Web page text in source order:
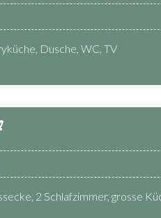
Dusche, WC, TV
2 Schlafzimmer, grosse